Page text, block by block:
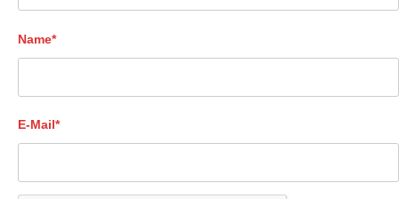
Name*
E-Mail*